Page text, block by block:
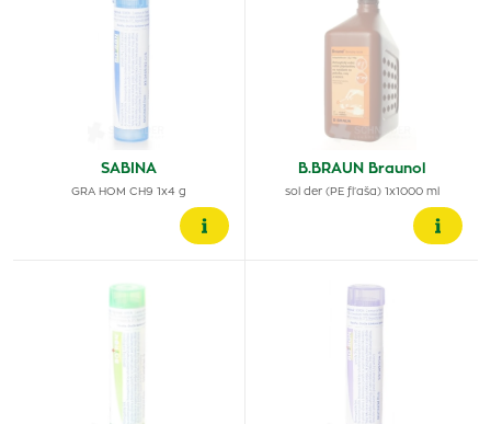
SABINA
GRA HOM CH9 1x4 g
B.BRAUN Braunol
sol der (PE fľaša) 1x1000 ml